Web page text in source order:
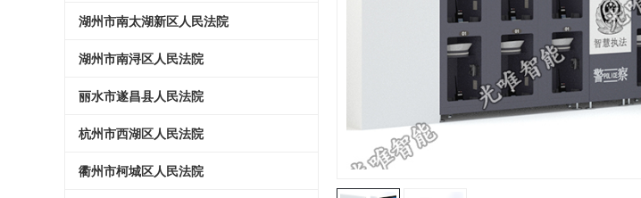
湖州市南太湖新区人民法院
湖州市南浔区人民法院
丽水市遂昌县人民法院
杭州市西湖区人民法院
衢州市柯城区人民法院